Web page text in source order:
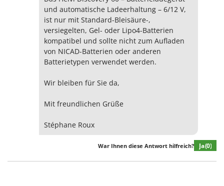
New O.M.R.A.
Nilfisk
Ninja
Novatec
NuAir
NuovaFac
Officine Savioli
Olix
und automatische Ladeerhaltung – 6/12 V,
ist nur mit Standard-Bleisäure-,
versiegelten, Gel- oder Lipo4-Batterien
kompatibel und sollte nicht zum Aufladen
von NICAD-Batterien oder anderen
Batterietypen verwendet werden.
Wir bleiben für Sie da,
Mit freundlichen Grüße
Stéphane Roux
War Ihnen diese Antwort hilfreich? Ja(0)